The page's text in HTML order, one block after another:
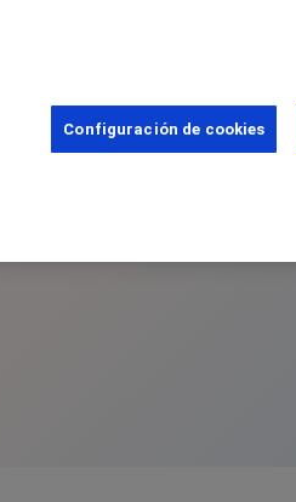
Configuración de cookies